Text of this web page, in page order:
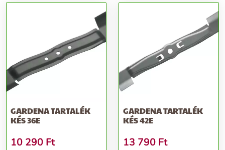
GARDENA TARTALÉK
KÉS 36E
10 290 Ft
GARDENA TARTALÉK
KÉS 42E
13 790 Ft